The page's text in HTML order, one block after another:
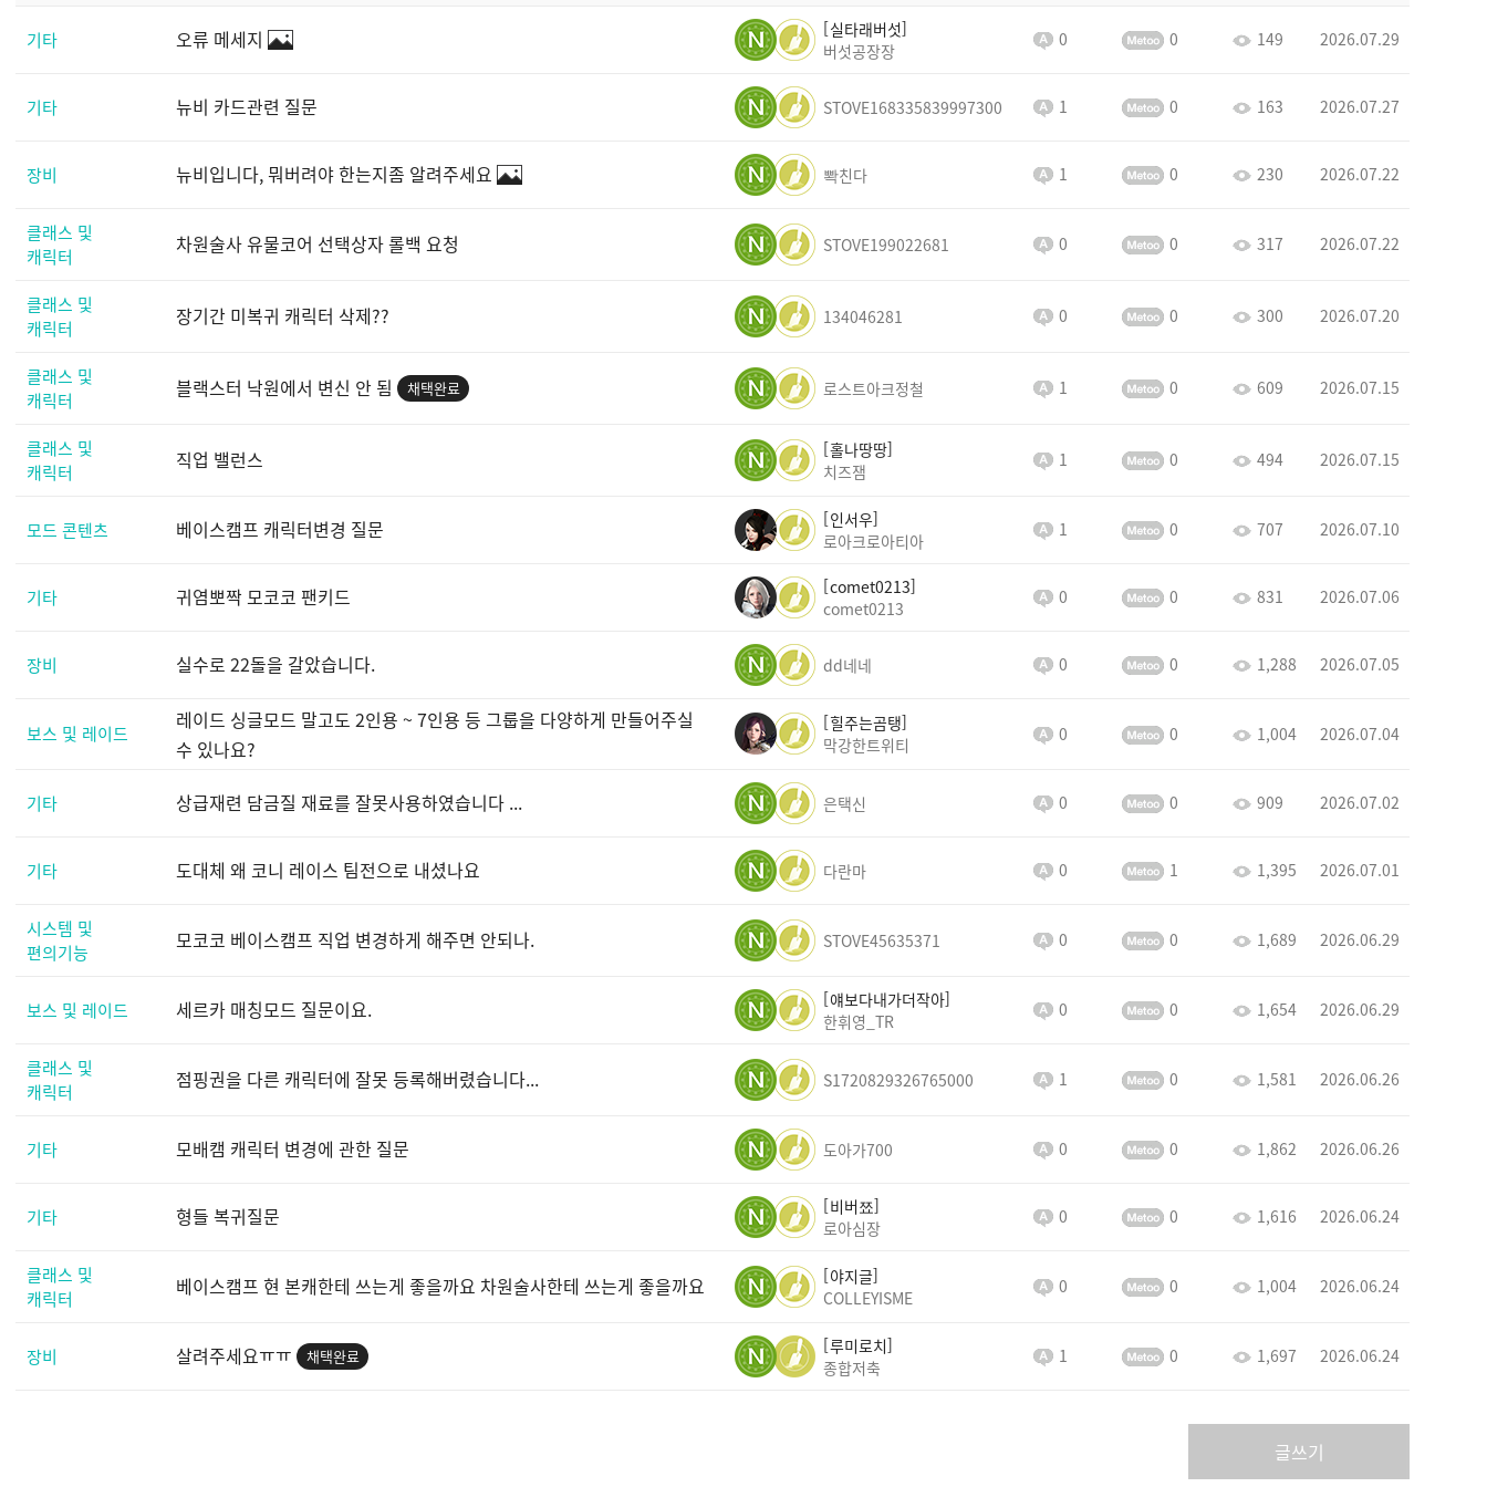
기타 오류 메세지
실타래버섯
버섯공장장
0 0 149 2026.07.29
기타 뉴비 카드관련 질문 STOVE168335839997300 1 0 163 2026.07.27
장비 뉴비입니다, 뭐버려야 한는지좀 알려주세요 뽝친다 1 0 230 2026.07.22
클래스 및
캐릭터
차원술사 유물코어 선택상자 롤백 요청 STOVE199022681 0 0 317 2026.07.22
클래스 및
캐릭터
장기간 미복귀 캐릭터 삭제?? 134046281 0 0 300 2026.07.20
클래스 및
캐릭터
블랙스터 낙원에서 변신 안 됨 채택완료 로스트아크정철 1 0 609 2026.07.15
클래스 및
캐릭터
직업 밸런스
홀나땅땅
치즈잼
1 0 494 2026.07.15
모드 콘텐츠 베이스캠프 캐릭터변경 질문
인서우
로아크로아티아
1 0 707 2026.07.10
기타 귀염뽀짝 모코코 팬키드
comet0213
comet0213
0 0 831 2026.07.06
장비 실수로 22돌을 갈았습니다. dd네네 0 0 1,288 2026.07.05
보스 및 레이드
레이드 싱글모드 말고도 2인용 ~ 7인용 등 그룹을 다양하게 만들어주실
수 있나요?
힐주는곰탱
막강한트위티
0 0 1,004 2026.07.04
기타 상급재련 담금질 재료를 잘못사용하였습니다 ... 은택신 0 0 909 2026.07.02
기타 도대체 왜 코니 레이스 팀전으로 내셨나요 다란마 0 1 1,395 2026.07.01
시스템 및
편의기능
모코코 베이스캠프 직업 변경하게 해주면 안되나. STOVE45635371 0 0 1,689 2026.06.29
보스 및 레이드 세르카 매칭모드 질문이요.
얘보다내가더작아
한휘영_TR
0 0 1,654 2026.06.29
클래스 및
캐릭터
점핑권을 다른 캐릭터에 잘못 등록해버렸습니다... S1720829326765000 1 0 1,581 2026.06.26
기타 모배캠 캐릭터 변경에 관한 질문 도아가700 0 0 1,862 2026.06.26
기타 형들 복귀질문
비버쬬
로아심장
0 0 1,616 2026.06.24
클래스 및
캐릭터
베이스캠프 현 본캐한테 쓰는게 좋을까요 차원술사한테 쓰는게 좋을까요
야지글
COLLEYISME
0 0 1,004 2026.06.24
장비 살려주세요ㅠㅠ 채택완료
루미로치
종합저축
1 0 1,697 2026.06.24
글쓰기